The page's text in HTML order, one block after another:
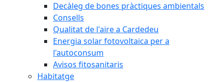
Decàleg de bones pràctiques ambientals
Consells
Qualitat de l'aire a Cardedeu
Energia solar fotovoltaica per a
l'autoconsum
Avisos fitosanitaris
Habitatge